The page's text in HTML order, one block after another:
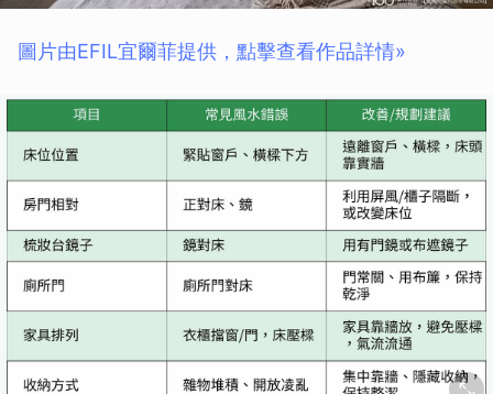
圖片由EFIL宜爾菲提供，點擊查看作品詳情»